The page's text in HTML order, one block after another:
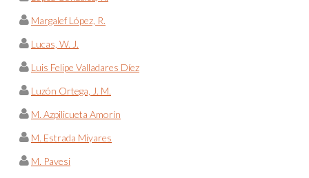
Margalef López, R.
Lucas, W. J.
Luis Felipe Valladares Díez
Luzón Ortega, J. M.
M. Azpilicueta Amorín
M. Estrada Miyares
M. Pavesi